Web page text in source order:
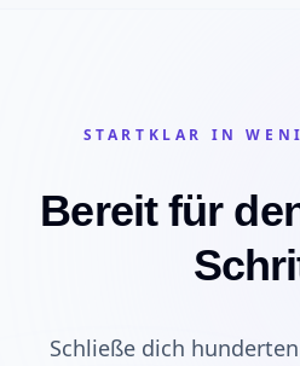
STARTKLAR IN
Bereit für
Schließe dich